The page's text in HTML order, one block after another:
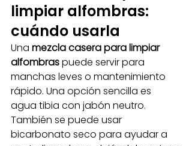
limpiar alfombras:
cuándo usarla
Una mezcla casera para limpiar
alfombras puede servir para
manchas leves o mantenimiento
rápido. Una opción sencilla es
agua tibia con jabón neutro.
También se puede usar
bicarbonato seco para ayudar a